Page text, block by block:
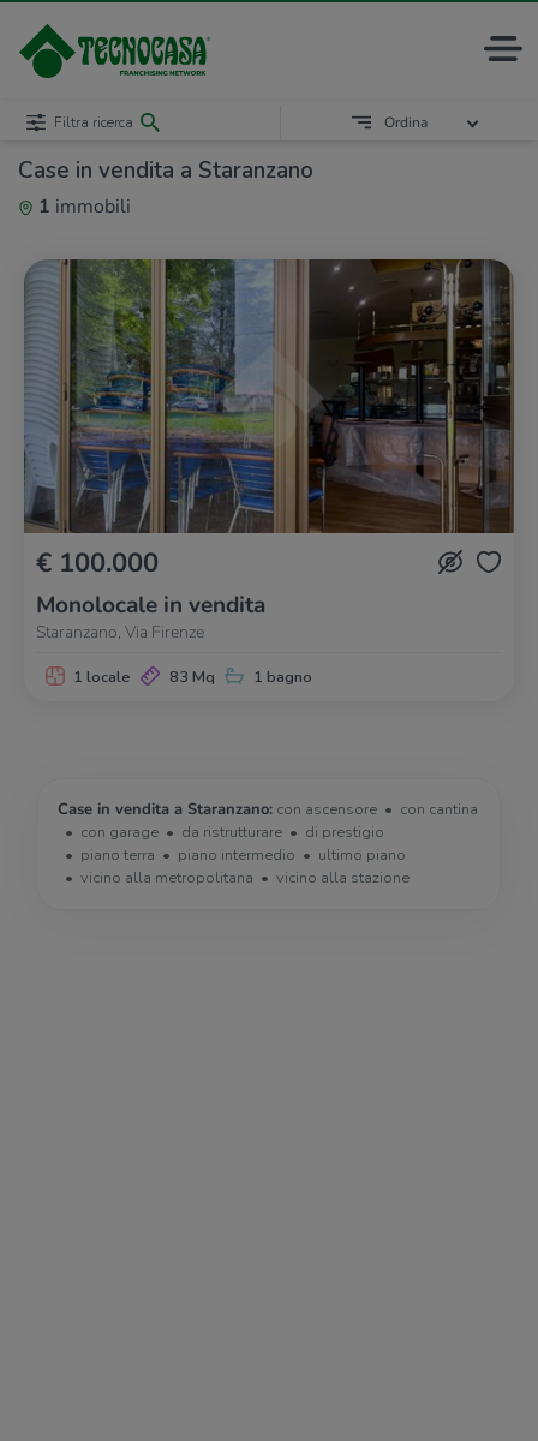
Case in vendita a Staranzano
1 immobili
Filtra ricerca Ordina
€ 100.000
Monolocale in vendita
Staranzano, Via Firenze
1 locale 83 Mq 1 bagno
Case in vendita a Staranzano: con ascensore
con cantina
con garage
da ristrutturare
di prestigio
piano terra
piano intermedio
ultimo piano
vicino alla metropolitana
vicino alla stazione